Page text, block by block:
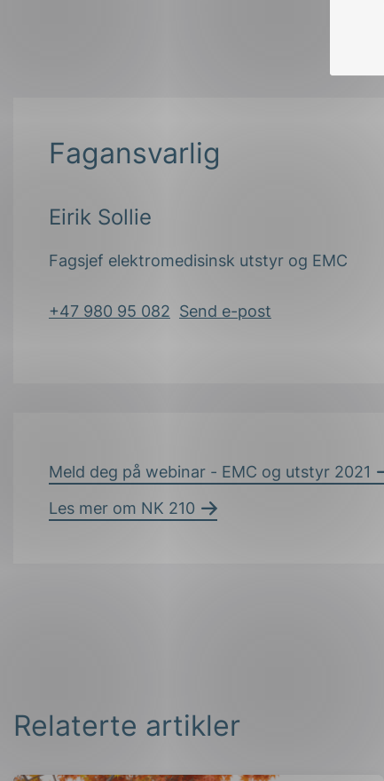
Fagansvarlig
Eirik Sollie
Fagsjef elektromedisinsk utstyr og EMC
+47 980 95 082 Send e-post
Meld deg på webinar - EMC og utstyr 2021
Les mer om NK 210
Relaterte artikler